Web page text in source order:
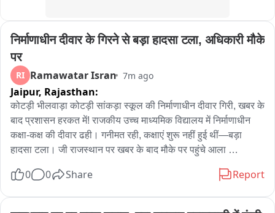
निर्माणाधीन दीवार के गिरने से बड़ा हादसा टला, अधिकारी मौके
पर
RI Ramawatar Isran 7m ago
Jaipur, Rajasthan:
कोटड़ी भीलवाड़ा कोटड़ी सांकड़ा स्कूल की निर्माणाधीन दीवार गिरी, खबर के
बाद प्रशासन हरकत में! राजकीय उच्च माध्यमिक विद्यालय में निर्माणाधीन
कक्षा-कक्ष की दीवार ढही। गनीमत रही, कक्षाएं शुरू नहीं हुई थीं—बड़ा
हादसा टला। जी राजस्थान पर खबर के बाद मौके पर पहुंचे आला
हिस्से को जेसीबी से हटाकर गिराया गया।
0 0 Share Report